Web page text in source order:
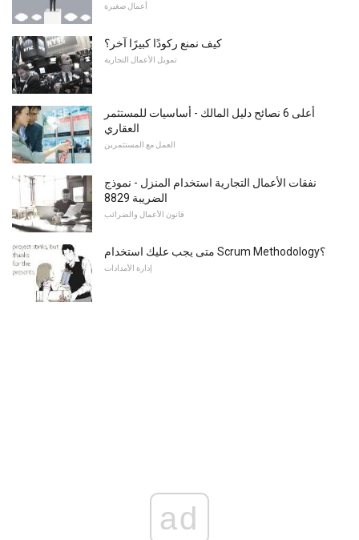
أعمال صغيرة
كيف نمنع ركودًا كبيرًا آخر؟
تمويل الأعمال التجارية
أعلى 6 نصائح دليل المالك - أساسيات للمستثمر
العقاري
العمل مع المستثمرين
نفقات الأعمال التجارية استخدام المنزل - نموذج
الضريبة 8829
قانون الأعمال والضرائب
متى يجب عليك استخدام Scrum Methodology؟
إدارة الأمدادات
ad